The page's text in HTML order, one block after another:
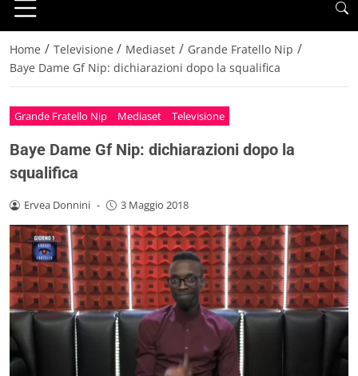
Home / Televisione / Mediaset / Grande Fratello Nip /
Baye Dame Gf Nip: dichiarazioni dopo la squalifica
Grande Fratello Nip Mediaset Televisione
Baye Dame Gf Nip: dichiarazioni dopo la
squalifica
Ervea Donnini - 3 Maggio 2018